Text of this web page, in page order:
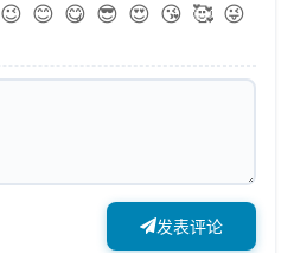
😉 😊 😋 😎 😍 😘 🥰 😜
发表评论